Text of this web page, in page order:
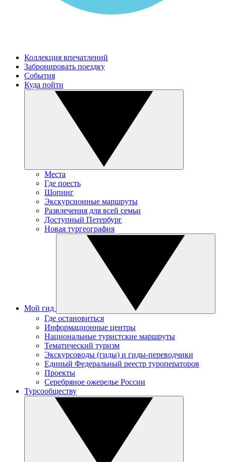
Коллекция впечатлений
Забронировать поездку
События
Куда пойти
Места
Где поесть
Шопинг
Экскурсионные маршруты
Развлечения для всей семьи
Доступный Петербург
Новая тургеография
Мой гид
Где остановиться
Информационные центры
Национальные туристские маршруты
Тематический туризм
Экскурсоводы (гиды) и гиды-переводчики
Единый Федеральный реестр туроператоров
Проекты
Серебряное ожерелье России
Турсообществу